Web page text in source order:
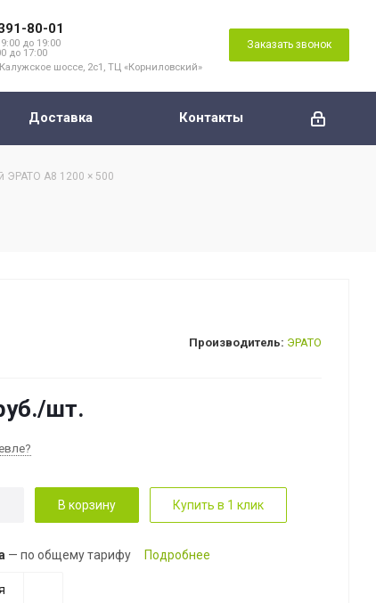
80-01
до 19:00
до 17:00
шоссе, 2с1, ТЦ «Корниловский»
Заказать звонок
Доставка Контакты
ЭРАТО А8 1200 × 500
Производитель: ЭРАТО
/шт.
В корзину Купить в 1 клик
— по общему тарифу Подробнее